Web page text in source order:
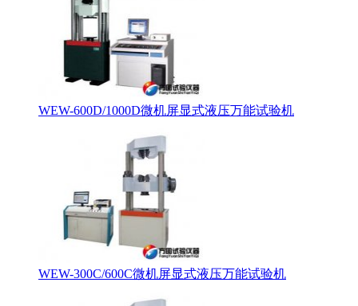
WEW-600D/1000D微机屏显式液压万能试验机
WEW-300C/600C微机屏显式液压万能试验机